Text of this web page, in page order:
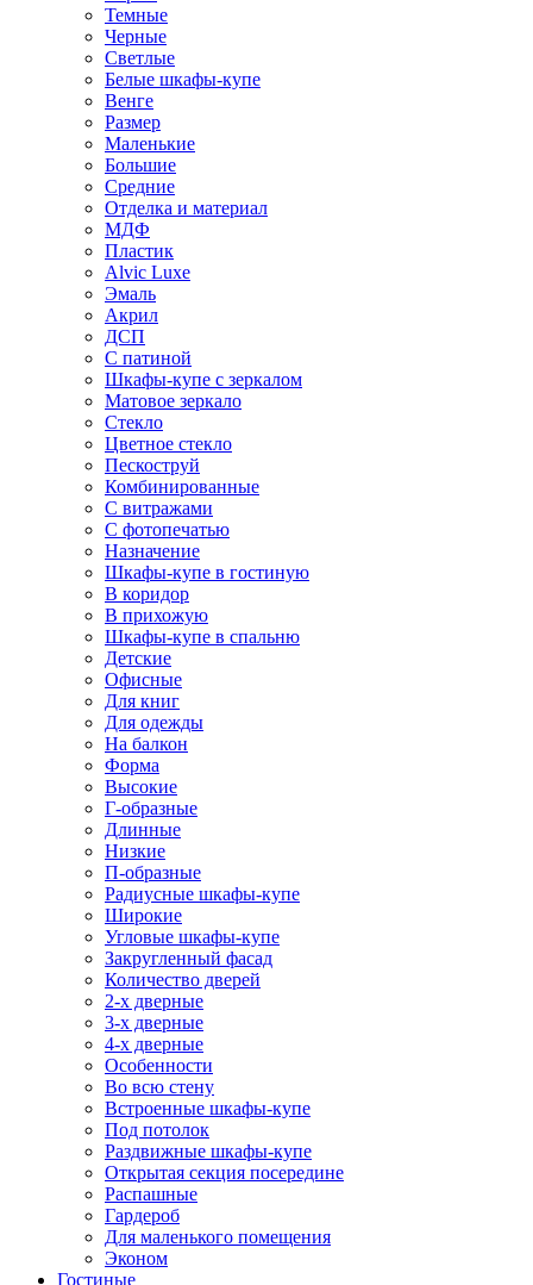
Темные
Черные
Светлые
Белые шкафы-купе
Венге
Размер
Маленькие
Большие
Средние
Отделка и материал
МДФ
Пластик
Alvic Luxe
Эмаль
Акрил
ДСП
С патиной
Шкафы-купе с зеркалом
Матовое зеркало
Стекло
Цветное стекло
Пескоструй
Комбинированные
С витражами
С фотопечатью
Назначение
Шкафы-купе в гостиную
В коридор
В прихожую
Шкафы-купе в спальню
Детские
Офисные
Для книг
Для одежды
На балкон
Форма
Высокие
Г-образные
Длинные
Низкие
П-образные
Радиусные шкафы-купе
Широкие
Угловые шкафы-купе
Закругленный фасад
Количество дверей
2-х дверные
3-х дверные
4-х дверные
Особенности
Во всю стену
Встроенные шкафы-купе
Под потолок
Раздвижные шкафы-купе
Открытая секция посередине
Распашные
Гардероб
Для маленького помещения
Эконом
Гостиные